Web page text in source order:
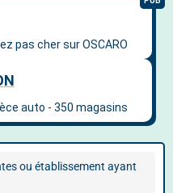
ou établissement ayant